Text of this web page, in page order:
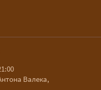
Валека,